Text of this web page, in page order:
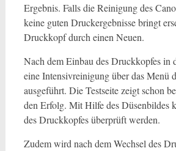
Ergebnis. Falls die Reinigung des
keine guten Druckergebnisse bringt
Druckkopf durch einen Neuen.
Nach dem Einbau des Druckkopfes in
eine Intensivreinigung über das Menü
ausgeführt. Die Testseite zeigt schon
den Erfolg. Mit Hilfe des Düsenbildes
des Druckkopfes überprüft werden.
Zudem wird nach dem Wechsel des